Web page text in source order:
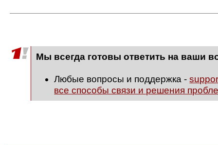
Мы всегда готовы ответить на ваши
Любые вопросы и поддержка -
все способы связи и решения